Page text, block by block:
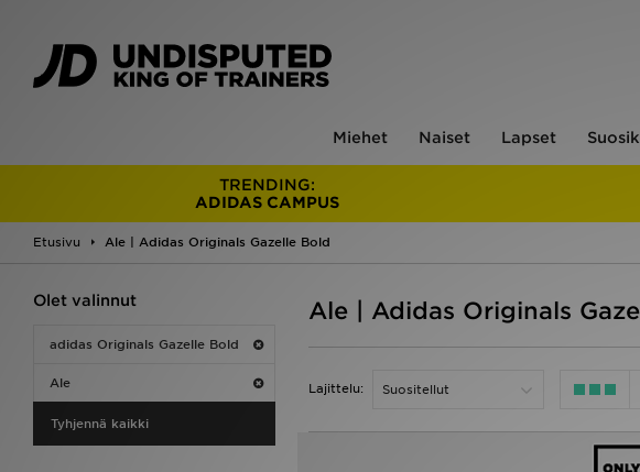
Miehet Naiset Lapset
TRENDING:
ADIDAS CAMPUS
Etusivu Ale | Adidas Originals Gazelle Bold
Olet valinnut
adidas Originals Gazelle Bold
Ale
Tyhjennä kaikki
Ale | Adidas Originals
Lajittelu: